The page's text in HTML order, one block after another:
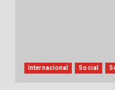
Internacional Social